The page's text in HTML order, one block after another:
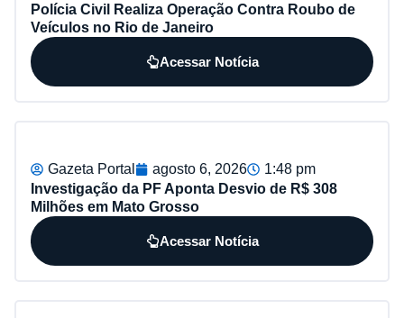
Polícia Civil Realiza Operação Contra Roubo de
Veículos no Rio de Janeiro
Acessar Notícia
Gazeta Portal agosto 6, 2026
1:48 pm
Investigação da PF Aponta Desvio de R$ 308
Milhões em Mato Grosso
Acessar Notícia